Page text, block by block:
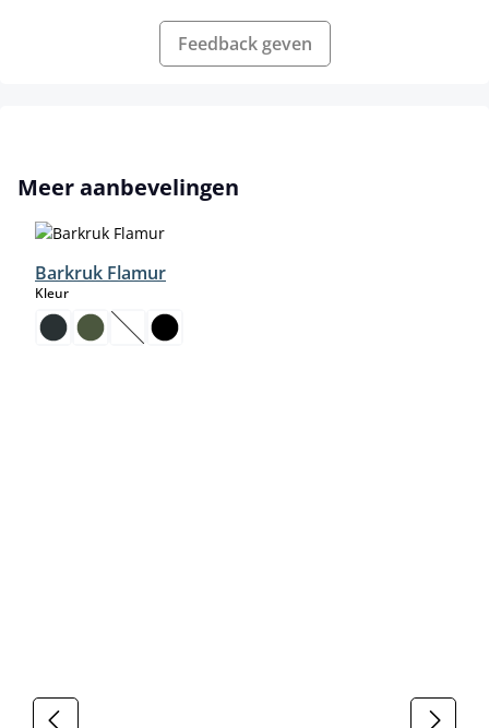
Feedback geven
Productgalerij overslaan
Meer aanbevelingen
Barkruk Flamur
Kleurselect
(Deze optie is momenteel niet beschikbaar.)